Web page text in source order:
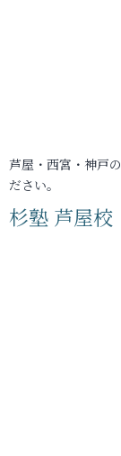
芦屋・西宮・神戸
ださい。
杉塾 芦屋校